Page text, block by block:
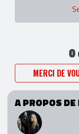
MERCI DE
A PROPOS DE